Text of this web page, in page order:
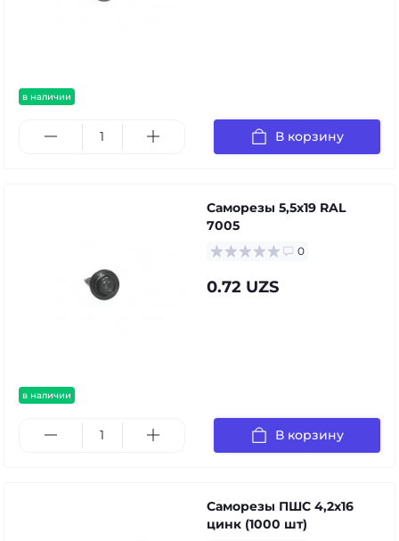
в наличии
В корзину
в наличии
Саморезы 5,5х19 RAL
7005
0
0.72 UZS
В корзину
Саморезы ПШС 4,2х16
цинк (1000 шт)